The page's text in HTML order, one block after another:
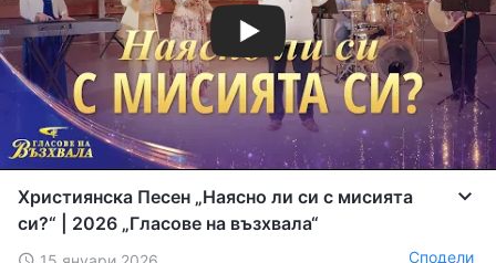
Християнска Песен „Наясно ли си с мисията
си?“ | 2026 „Гласове на възхвала“
Сподели